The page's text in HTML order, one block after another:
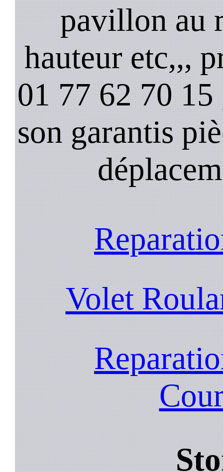
pavillon au
hauteur etc,,,
01 77 62 70
son garantis
Volet